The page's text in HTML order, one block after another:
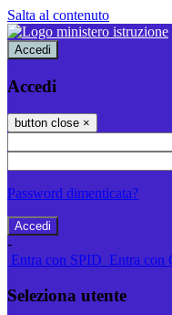
Salta al contenuto
Accedi
Accedi
button close ×
Password dimenticata?
-
Entra con SPID Entra con
Seleziona utente